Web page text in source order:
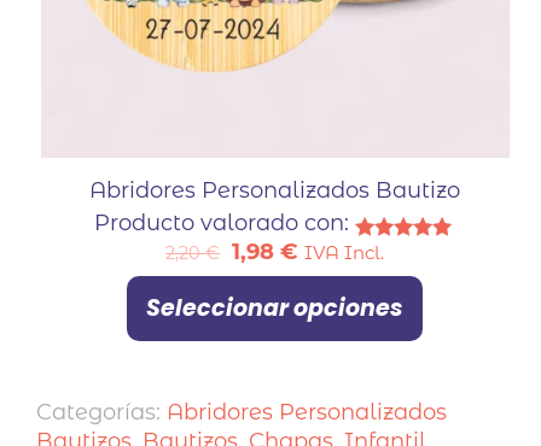
Abridores Personalizados Bautizo
Producto valorado con:
Valorado
con
5.00
de 5
2,20€ El
precio
original
era:
1,98€ El
precio
actual
es:
IVA Incl.
Seleccionar opciones
tiene
Categorías: Abridores Personalizados
Bautizos, Bautizos, Chapas, Infantil